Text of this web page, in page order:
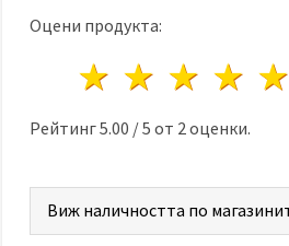
Оцени продукта:
4
3
2 звезди
1 звезда
Рейтинг5.00 /5 от 2 оценки.
Виж наличността по